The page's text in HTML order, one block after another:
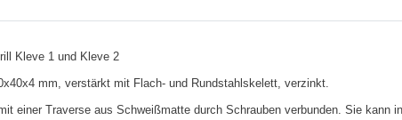
Kleve 1 und Kleve 2
mm, verstärkt mit Flach- und Rundstahlskelett, verzinkt.
einer Traverse aus Schweißmatte durch Schrauben verbunden. Sie kann